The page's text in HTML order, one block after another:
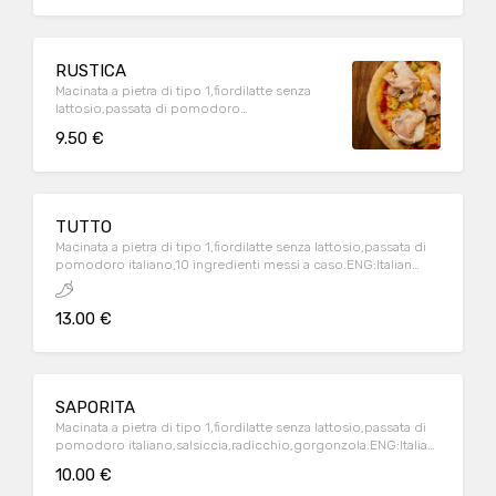
RUSTICA
Macinata a pietra di tipo 1,fiordilatte senza
lattosio,passata di pomodoro
forno.ENG:Italian stone-ground
9.50 €
TUTTO
Macinata a pietra di tipo 1,fiordilatte senza lattosio,passata di
pomodoro italiano,10 ingredienti messi a caso.ENG:Italian
stone-ground flour,lactose-free italian milk mozzarella,italian
tomatoes source ,10 random ingredients
13.00 €
SAPORITA
Macinata a pietra di tipo 1,fiordilatte senza lattosio,passata di
pomodoro italiano,salsiccia,radicchio,gorgonzola.ENG:Italian
tomatoes source ,sausage,red chicory,blue cheese
10.00 €